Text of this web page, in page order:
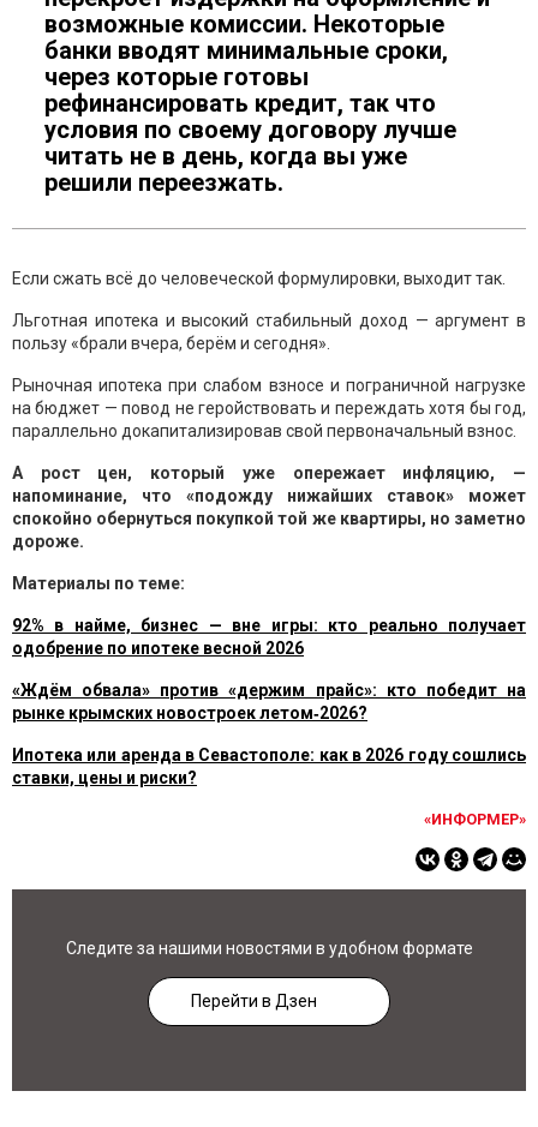
возможные комиссии. Некоторые
банки вводят минимальные сроки,
через которые готовы
рефинансировать кредит, так что
условия по своему договору лучше
читать не в день, когда вы уже
решили переезжать.
Если сжать всё до человеческой формулировки, выходит так.
Льготная ипотека и высокий стабильный доход — аргумент в
пользу «брали вчера, берём и сегодня».
Рыночная ипотека при слабом взносе и пограничной нагрузке
на бюджет — повод не геройствовать и переждать хотя бы год,
параллельно докапитализировав свой первоначальный взнос.
А рост цен, который уже опережает инфляцию, —
напоминание, что «подожду нижайших ставок» может
спокойно обернуться покупкой той же квартиры, но заметно
дороже.
Материалы по теме:
92% в найме, бизнес — вне игры: кто реально получает
одобрение по ипотеке весной 2026
«Ждём обвала» против «держим прайс»: кто победит на
рынке крымских новостроек летом‑2026?
Ипотека или аренда в Севастополе: как в 2026 году сошлись
ставки, цены и риски?
«ИНФОРМЕР»
Следите за нашими новостями в удобном формате
Перейти в Дзен